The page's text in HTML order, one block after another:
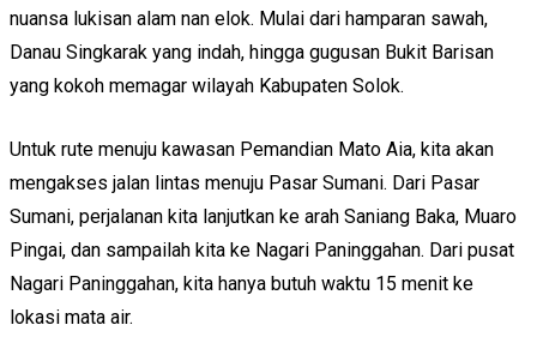
nuansa lukisan alam nan elok. Mulai dari hamparan sawah,
Danau Singkarak yang indah, hingga gugusan Bukit Barisan
yang kokoh memagar wilayah Kabupaten Solok.
Untuk rute menuju kawasan Pemandian Mato Aia, kita akan
mengakses jalan lintas menuju Pasar Sumani. Dari Pasar
Sumani, perjalanan kita lanjutkan ke arah Saniang Baka, Muaro
Pingai, dan sampailah kita ke Nagari Paninggahan. Dari pusat
Nagari Paninggahan, kita hanya butuh waktu 15 menit ke
lokasi mata air.